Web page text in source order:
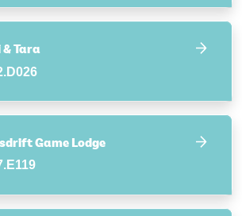
Tara
Game Lodge